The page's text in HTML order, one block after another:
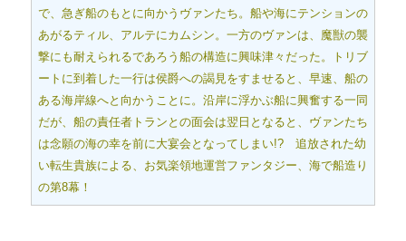
で、急ぎ船のもとに向かうヴァンたち。船や海にテンションの
あがるティル、アルテにカムシン。一方のヴァンは、魔獣の襲
撃にも耐えられるであろう船の構造に興味津々だった。トリブ
ートに到着した一行は侯爵への謁見をすませると、早速、船の
ある海岸線へと向かうことに。沿岸に浮かぶ船に興奮する一同
だが、船の責任者トランとの面会は翌日となると、ヴァンたち
は念願の海の幸を前に大宴会となってしまい!? 追放された幼
い転生貴族による、お気楽領地運営ファンタジー、海で船造り
の第8幕！